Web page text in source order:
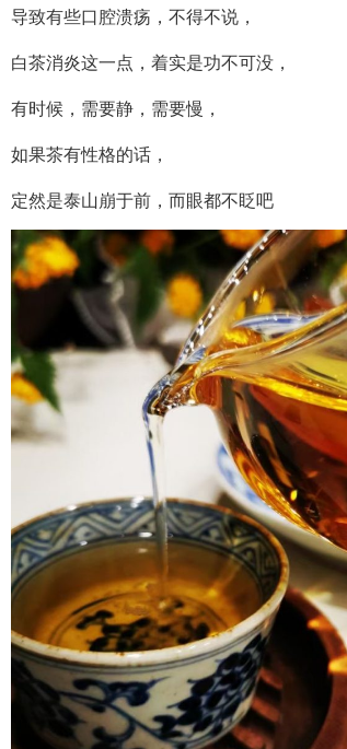
导致有些口腔溃疡，不得不说，
​白茶消炎这一点，着实是功不可没，
​有时候，需要静，需要慢，
​如果茶有性格的话，
定然是泰山崩于前，而眼都不眨吧